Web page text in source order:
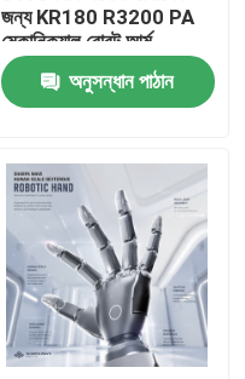
জন্য KR180 R3200 PA
মেকানিক্যাল রোবট আর্ম
অনুসন্ধান পাঠান